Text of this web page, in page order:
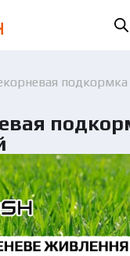
подкормка